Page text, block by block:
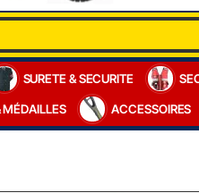
SURETE & SECURITE
MÉDAILLES ACCESSOIRES